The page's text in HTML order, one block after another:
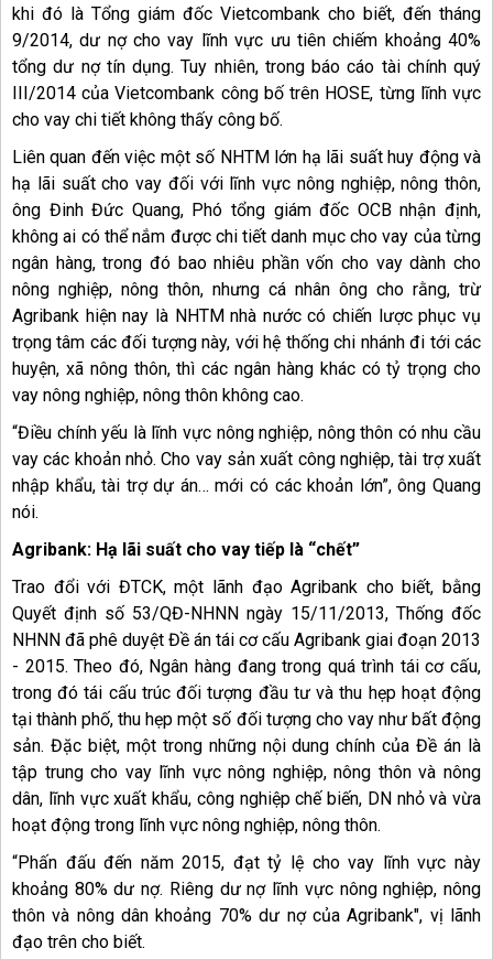
khi đó là Tổng giám đốc Vietcombank cho biết, đến tháng
9/2014, dư nợ cho vay lĩnh vực ưu tiên chiếm khoảng 40%
tổng dư nợ tín dụng. Tuy nhiên, trong báo cáo tài chính quý
III/2014 của Vietcombank công bố trên HOSE, từng lĩnh vực
cho vay chi tiết không thấy công bố.
Liên quan đến việc một số NHTM lớn hạ lãi suất huy động và
hạ lãi suất cho vay đối với lĩnh vực nông nghiệp, nông thôn,
ông Đinh Đức Quang, Phó tổng giám đốc OCB nhận định,
không ai có thể nắm được chi tiết danh mục cho vay của từng
ngân hàng, trong đó bao nhiêu phần vốn cho vay dành cho
nông nghiệp, nông thôn, nhưng cá nhân ông cho rằng, trừ
Agribank hiện nay là NHTM nhà nước có chiến lược phục vụ
trọng tâm các đối tượng này, với hệ thống chi nhánh đi tới các
huyện, xã nông thôn, thì các ngân hàng khác có tỷ trọng cho
vay nông nghiệp, nông thôn không cao.
“Điều chính yếu là lĩnh vực nông nghiệp, nông thôn có nhu cầu
vay các khoản nhỏ. Cho vay sản xuất công nghiệp, tài trợ xuất
nhập khẩu, tài trợ dự án… mới có các khoản lớn”, ông Quang
nói.
Agribank: Hạ lãi suất cho vay tiếp là “chết”
Trao đổi với ĐTCK, một lãnh đạo Agribank cho biết, bằng
Quyết định số 53/QĐ-NHNN ngày 15/11/2013, Thống đốc
NHNN đã phê duyệt Đề án tái cơ cấu Agribank giai đoạn 2013
- 2015. Theo đó, Ngân hàng đang trong quá trình tái cơ cấu,
trong đó tái cấu trúc đối tượng đầu tư và thu hẹp hoạt động
tại thành phố, thu hẹp một số đối tượng cho vay như bất động
sản. Đặc biệt, một trong những nội dung chính của Đề án là
tập trung cho vay lĩnh vực nông nghiệp, nông thôn và nông
dân, lĩnh vực xuất khẩu, công nghiệp chế biến, DN nhỏ và vừa
hoạt động trong lĩnh vực nông nghiệp, nông thôn.
“Phấn đấu đến năm 2015, đạt tỷ lệ cho vay lĩnh vực này
khoảng 80% dư nợ. Riêng dư nợ lĩnh vực nông nghiệp, nông
thôn và nông dân khoảng 70% dư nợ của Agribank", vị lãnh
đạo trên cho biết.